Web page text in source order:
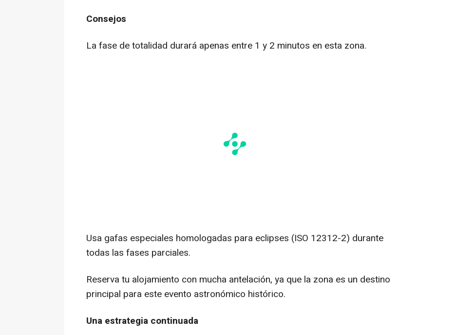
Consejos
La fase de totalidad durará apenas entre 1 y 2 minutos en esta zona.
Usa gafas especiales homologadas para eclipses (ISO 12312-2) durante
todas las fases parciales.
Reserva tu alojamiento con mucha antelación, ya que la zona es un destino
principal para este evento astronómico histórico.
Una estrategia continuada